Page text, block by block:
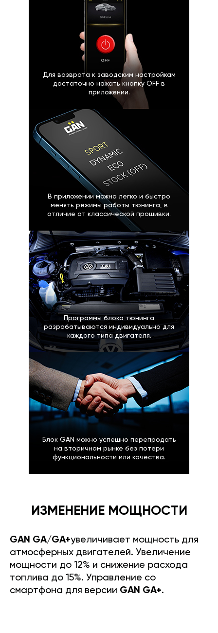
Для возврата к заводским настройкам
достаточно нажать кнопку OFF в
приложении.
В приложении можно легко и быстро
менять режимы работы тюнинга, в
отличие от классической прошивки.
Программы блока тюнинга
разрабатываются индивидуально для
каждого типа двигателя.
Блок GAN можно успешно перепродать
на вторичном рынке без потери
функциональности или качества.
ИЗМЕНЕНИЕ МОЩНОСТИ
GAN GA/GA+увеличивает мощность для
атмосферных двигателей. Увеличение
мощности до 12% и снижение расхода
топлива до 15%. Управление со
смартфона для версии GAN GA+.